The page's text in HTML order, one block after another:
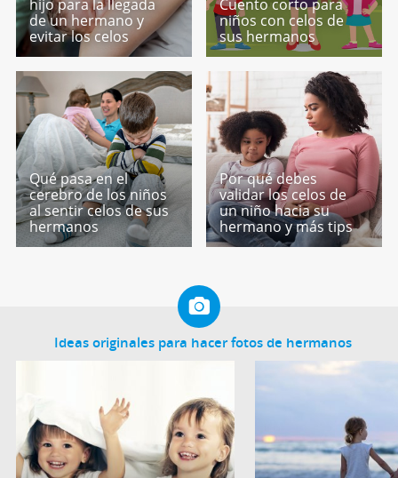
hijo para la llegada
de un hermano y
evitar los celos
Cuento corto para
niños con celos de
sus hermanos
Qué pasa en el
cerebro de los niños
al sentir celos de sus
hermanos
Por qué debes
validar los celos de
un niño hacia su
hermano y más tips
Ideas originales para hacer fotos de hermanos